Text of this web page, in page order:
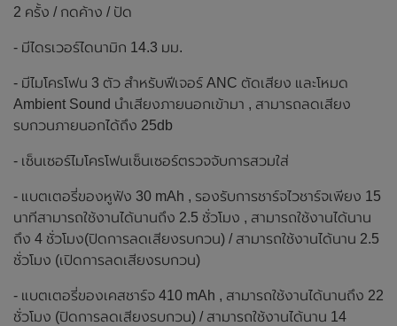
2 ครั้ง / กดค้าง / ปัด
- มีไดรเวอร์ไดนามิก 14.3 มม.
- มีไมโครโฟน 3 ตัว สำหรับฟีเจอร์ ANC ตัดเสียง และโหมด
Ambient Sound นำเสียงภายนอกเข้ามา , สามารถลดเสียง
รบกวนภายนอกได้ถึง 25db
- เซ็นเซอร์ไมโครโฟนเซ็นเซอร์ตรวจจับการสวมใส่
- แบตเตอรี่ของหูฟัง 30 mAh , รองรับการชาร์จไวชาร์จเพียง 15
นาทีสามารถใช้งานได้นานถึง 2.5 ชั่วโมง , สามารถใช้งานได้นาน
ถึง 4 ชั่วโมง(ปิดการลดเสียงรบกวน) / สามารถใช้งานได้นาน 2.5
ชั่วโมง (เปิดการลดเสียงรบกวน)
- แบตเตอรี่ของเคสชาร์จ 410 mAh , สามารถใช้งานได้นานถึง 22
ชั่วโมง (ปิดการลดเสียงรบกวน) / สามารถใช้งานได้นาน 14